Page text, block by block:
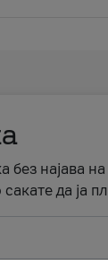
без најава
да ја